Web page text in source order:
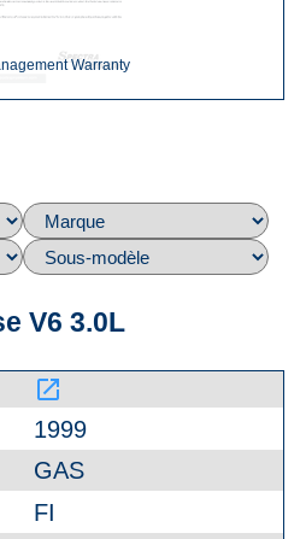
Warranty
V6 3.0L
launch
1999
GAS
FI